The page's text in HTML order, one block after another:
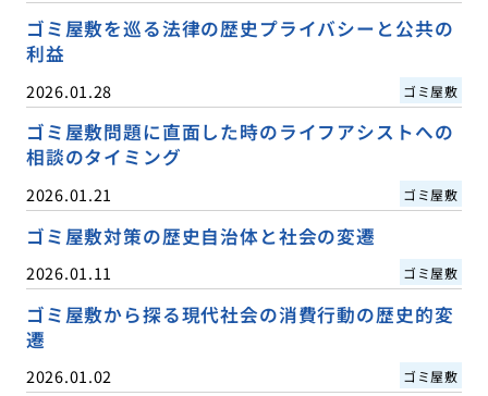
ゴミ屋敷を巡る法律の歴史プライバシーと公共の
利益
2026.01.28 ゴミ屋敷
ゴミ屋敷問題に直面した時のライフアシストへの
相談のタイミング
2026.01.21 ゴミ屋敷
ゴミ屋敷対策の歴史自治体と社会の変遷
2026.01.11 ゴミ屋敷
ゴミ屋敷から探る現代社会の消費行動の歴史的変
遷
2026.01.02 ゴミ屋敷